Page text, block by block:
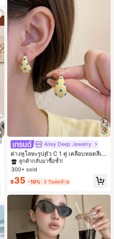
Alley Deep Jewelry
ต่างหูโลหะรูปตัว C 1 คู่ เคลือบหยดสีเห
ลือง ลายจุดสีน้ำเงิน สไตล์ยุโรปและอเม
ริกัน แฟชั่นส่วนตัว หวานและสง่างาม
สำหรับผู้หญิงและเด็กหญิง สำหรับการเ
ดินทาง งานแต่งงาน ปาร์ตี้ วันเกิด ของ
#1 ขายดี ใน โบโฮ ต่างหูผู้หญิง
ลูกค้ากลับมาซื้อซ้ำ!
เกือบหมดแล้ว!
#1 ขายดี ใน โบโฮ ต่างหูผู้หญิง
ลูกค้ากลับมาซื้อซ้ำ!
เกือบหมดแล้ว!
#1 ขายดี ใน โบโฮ ต่างหูผู้หญิง
ลูกค้ากลับมาซื้อซ้ำ!
เกือบหมดแล้ว!
#1 ขายดี ใน โบโฮ ต่างหูผู้หญิง
ลูกค้ากลับมาซื้อซ้ำ!
300+ sold
฿35 -10% 3 วันสุดท้าย